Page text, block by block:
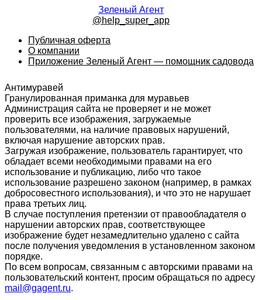
Зеленый Агент
@help_super_app
Публичная оферта
О компании
Приложение Зеленый Агент — помощник садовода
Антимуравей
Гранулированная приманка для муравьев
Администрация сайта не проверяет и не может
проверить все изображения, загружаемые
пользователями, на наличие правовых нарушений,
включая нарушение авторских прав.
Загружая изображение, пользователь гарантирует, что
обладает всеми необходимыми правами на его
использование и публикацию, либо что такое
использование разрешено законом (например, в рамках
добросовестного использования), и что это не нарушает
права третьих лиц.
В случае поступления претензии от правообладателя о
нарушении авторских прав, соответствующее
изображение будет незамедлительно удалено с сайта
после получения уведомления в установленном законом
порядке.
По всем вопросам, связанным с авторскими правами на
пользовательский контент, просим обращаться по адресу
mail@gagent.ru.